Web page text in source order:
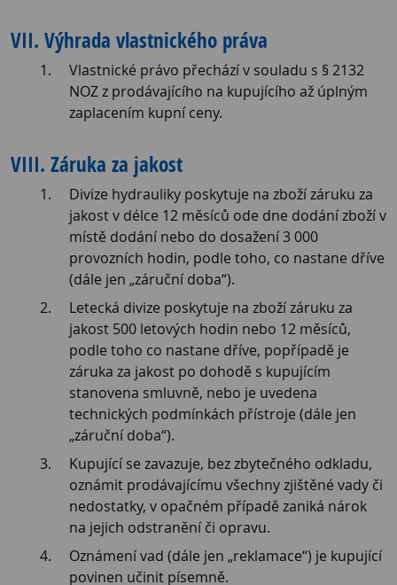
VII. Výhrada vlastnického práva
Vlastnické právo přechází v souladu s § 2132
NOZ z prodávajícího na kupujícího až úplným
zaplacením kupní ceny.
VIII. Záruka za jakost
Divize hydrauliky poskytuje na zboží záruku za
jakost v délce 12 měsíců ode dne dodání zboží v
místě dodání nebo do dosažení 3 000
provozních hodin, podle toho, co nastane dříve
(dále jen „záruční doba“).
Letecká divize poskytuje na zboží záruku za
jakost 500 letových hodin nebo 12 měsíců,
podle toho co nastane dříve, popřípadě je
záruka za jakost po dohodě s kupujícím
stanovena smluvně, nebo je uvedena
technických podmínkách přístroje (dále jen
„záruční doba“).
Kupující se zavazuje, bez zbytečného odkladu,
oznámit prodávajícímu všechny zjištěné vady či
nedostatky, v opačném případě zaniká nárok
na jejich odstranění či opravu.
Oznámení vad (dále jen „reklamace“) je kupující
povinen učinit písemně.